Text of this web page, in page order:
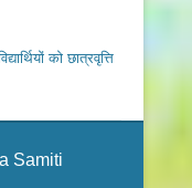
को छात्रवृत्ति
Samiti